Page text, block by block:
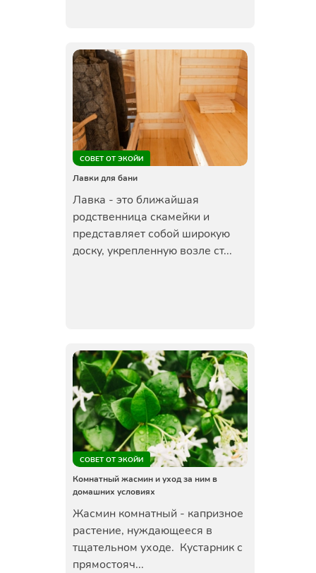
СОВЕТ ОТ ЭКОЙИ
Лавки для бани
Лавка - это ближайшая
родственница скамейки и
представляет собой широкую
доску, укрепленную возле ст...
СОВЕТ ОТ ЭКОЙИ
Комнатный жасмин и уход за ним в
домашних условиях
Жасмин комнатный - капризное
растение, нуждающееся в
тщательном уходе. Кустарник с
прямостояч...